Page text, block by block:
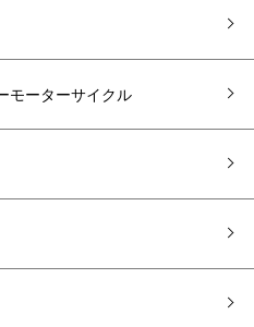
モーターサイクル